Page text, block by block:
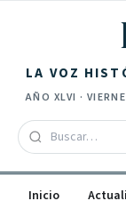
LA VOZ
AÑO XLVI ·
Inicio